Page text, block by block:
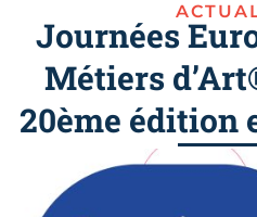
Journées
Métiers
20ème édition